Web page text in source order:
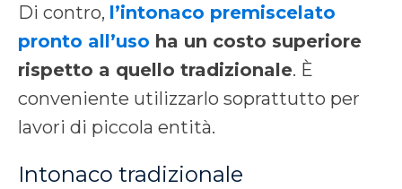
Di contro, l’intonaco premiscelato
pronto all’uso ha un costo superiore
rispetto a quello tradizionale. È
conveniente utilizzarlo soprattutto per
lavori di piccola entità.
Intonaco tradizionale